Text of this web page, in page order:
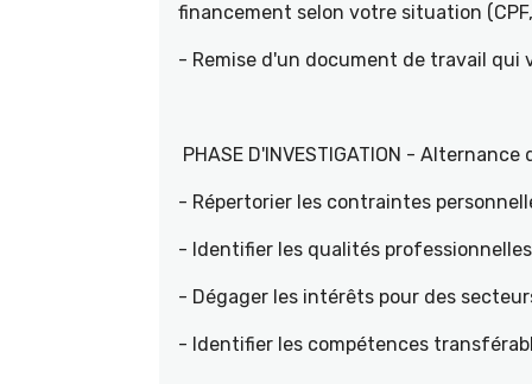
financement selon votre situation
- Remise d'un document de travail qui
PHASE D'INVESTIGATION -
- Répertorier les contraintes
- Identifier les qualités
- Dégager les intérêts pour des
- Identifier les compétences